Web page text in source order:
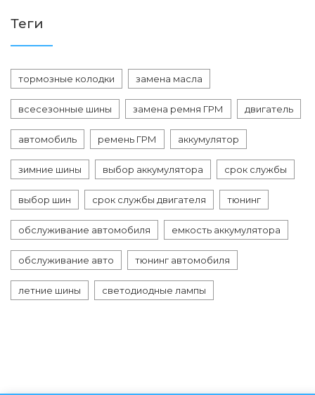
Теги
тормозные колодки замена масла
всесезонные шины замена ремня ГРМ двигатель
автомобиль ремень ГРМ аккумулятор
зимние шины выбор аккумулятора срок службы
выбор шин срок службы двигателя тюнинг
обслуживание автомобиля емкость аккумулятора
обслуживание авто тюнинг автомобиля
летние шины светодиодные лампы